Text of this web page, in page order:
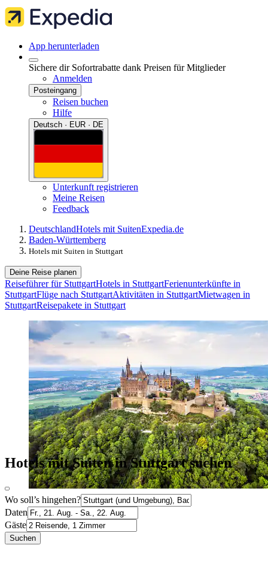
App herunterladen
Sichere dir Sofortrabatte dank Preisen für Mitglieder
Anmelden
Posteingang
Reisen buchen
Hilfe
Deutsch · EUR · DE
Unterkunft registrieren
Meine Reisen
Feedback
DeutschlandHotels mit SuitenExpedia.de
Baden-Württemberg
Hotels mit Suiten in Stuttgart
Deine Reise planen
Reiseführer für StuttgartHotels in StuttgartFerienunterkünfte in
StuttgartFlüge nach StuttgartAktivitäten in StuttgartMietwagen in
StuttgartReisepakete in Stuttgart
Hotels mit Suiten in Stuttgart suchen
Wo soll’s hingehen?
Daten
Gäste
Suchen